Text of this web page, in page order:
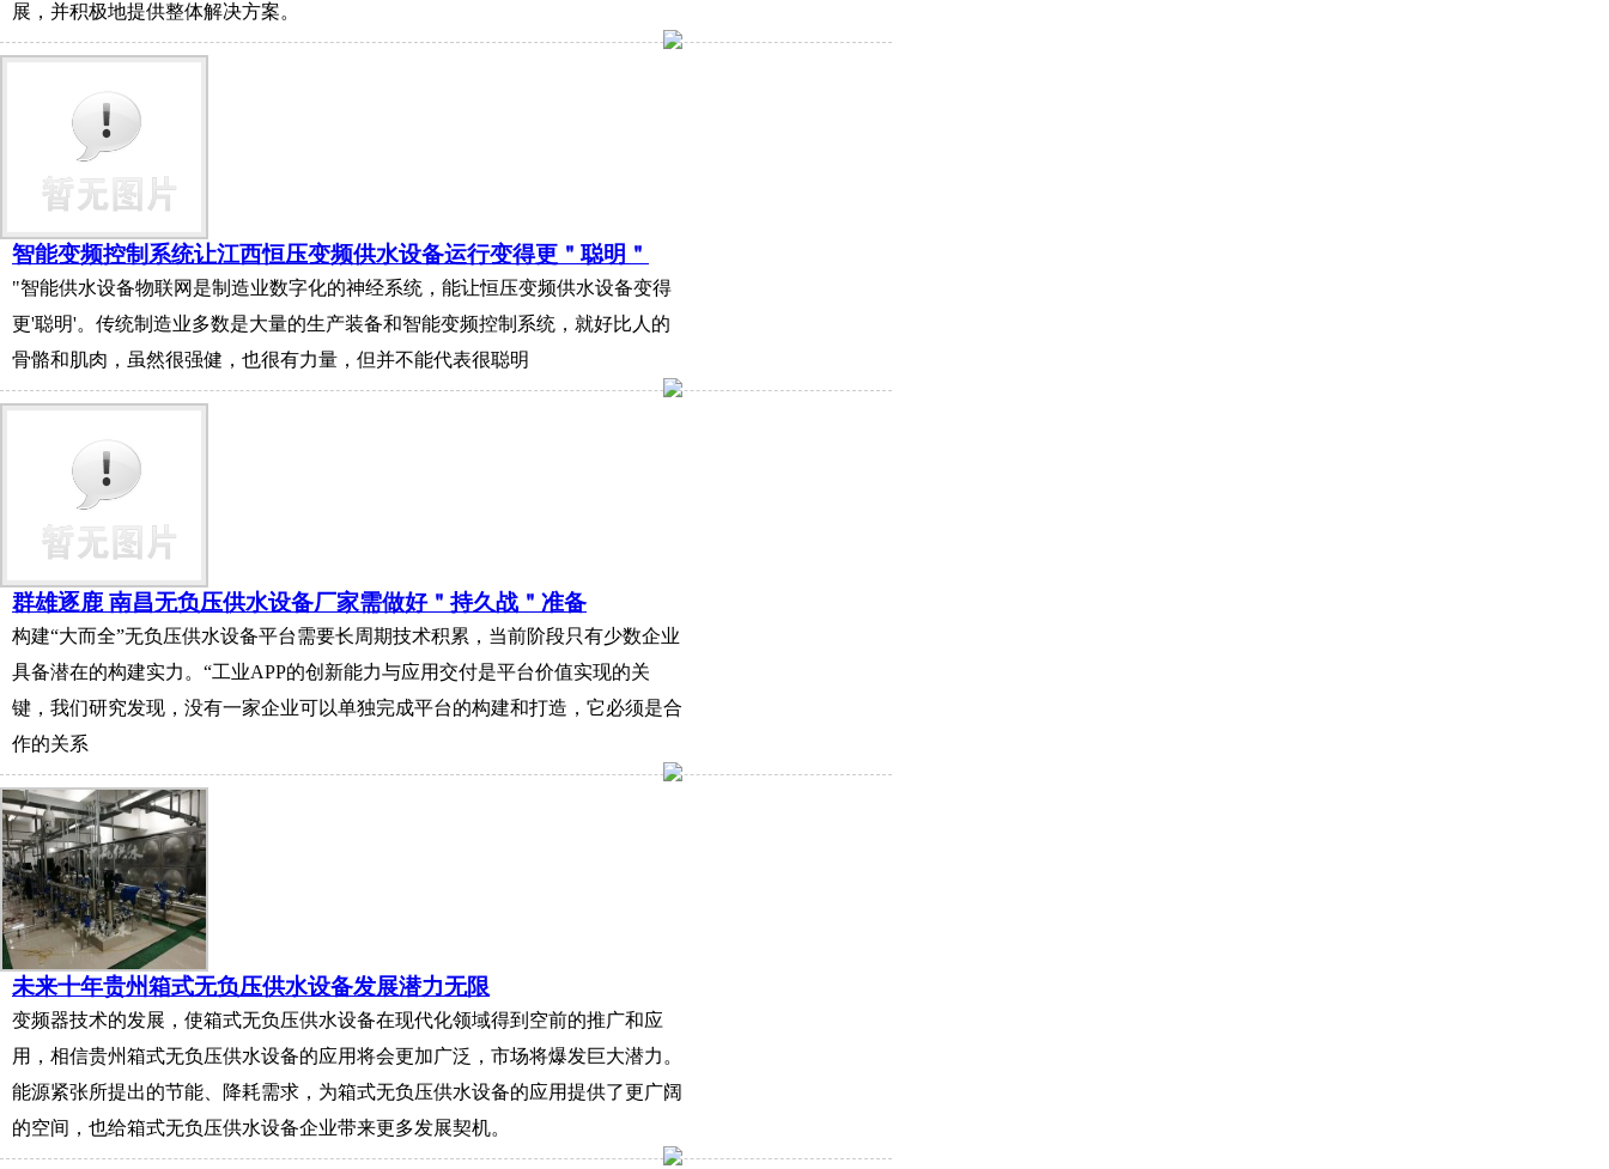
展，并积极地提供整体解决方案。
智能变频控制系统让江西恒压变频供水设备运行变得更＂聪明＂
"智能供水设备物联网是制造业数字化的神经系统，能让恒压变频供水设备变得
更'聪明'。传统制造业多数是大量的生产装备和智能变频控制系统，就好比人的
骨骼和肌肉，虽然很强健，也很有力量，但并不能代表很聪明
群雄逐鹿 南昌无负压供水设备厂家需做好＂持久战＂准备
构建“大而全”无负压供水设备平台需要长周期技术积累，当前阶段只有少数企业
具备潜在的构建实力。“工业APP的创新能力与应用交付是平台价值实现的关
键，我们研究发现，没有一家企业可以单独完成平台的构建和打造，它必须是合
作的关系
未来十年贵州箱式无负压供水设备发展潜力无限
变频器技术的发展，使箱式无负压供水设备在现代化领域得到空前的推广和应
用，相信贵州箱式无负压供水设备的应用将会更加广泛，市场将爆发巨大潜力。
能源紧张所提出的节能、降耗需求，为箱式无负压供水设备的应用提供了更广阔
的空间，也给箱式无负压供水设备企业带来更多发展契机。